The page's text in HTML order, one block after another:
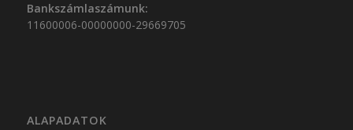
Bankszámlaszámunk:
11600006-00000000-29669705
ALAPADATOK